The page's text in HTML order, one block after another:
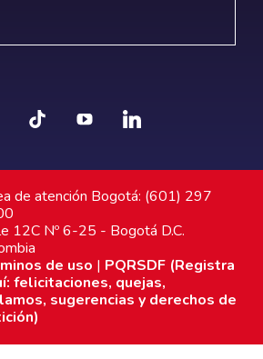
de atención Bogotá: (601) 297
12C Nº 6-25 - Bogotá D.C.
de uso | PQRSDF (Registra
felicitaciones, quejas,
sugerencias y derechos de